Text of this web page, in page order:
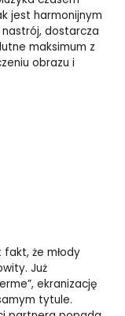
jest harmonijnym
dostarcza
maksimum z
obrazu i
że młody
Już
ekranizację
tytule.